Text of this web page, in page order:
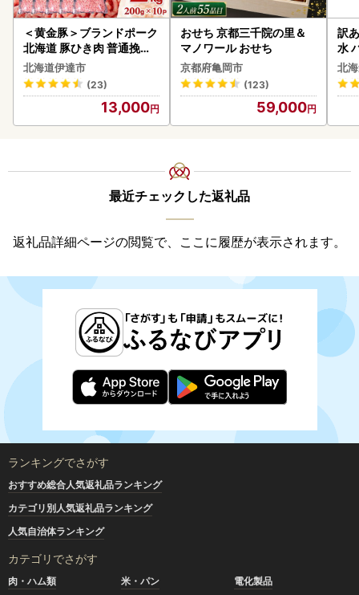
＜黄金豚＞ブランドポーク
北海道 豚ひき肉 普通挽き
200g 10パック 計2kg
北海道伊達市
(23)
13,000
おせち 京都三千院の里＆
マノワール おせち
京都府亀岡市
(123)
59,000
訳
水
ク
付
海
取
北
最近チェックした返礼品
返礼品詳細ページの閲覧で、ここに履歴が表示されます。
ランキングでさがす
おすすめ総合人気返礼品ランキング
カテゴリ別人気返礼品ランキング
人気自治体ランキング
カテゴリでさがす
肉・ハム類 米・パン
電化製品